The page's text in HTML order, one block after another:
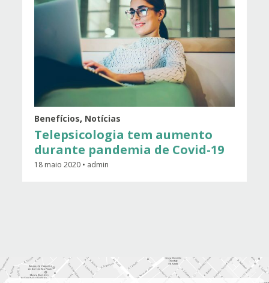
Benefícios, Notícias
Telepsicologia tem aumento
durante pandemia de Covid-19
18 maio 2020 • admin